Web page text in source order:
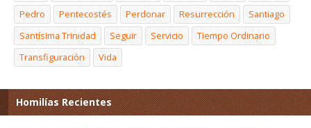
Pedro
Pentecostés Perdonar Resurrección
Santiago
Santísima Trinidad
Seguir Servicio
Tiempo Ordinario
Transfiguración
Vida
Homilías Recientes